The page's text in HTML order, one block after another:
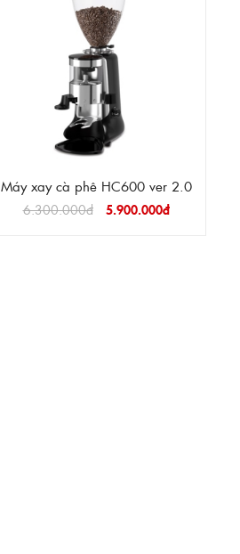
Máy xay cà phê HC600 ver 2.0
6.300.000đ 5.900.000đ